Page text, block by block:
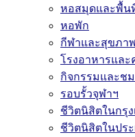
หอสมุดและพื้น
หอพัก
กีฬาและสุขภา
โรงอาหารและ
กิจกรรมและช
รอบรั้วจุฬาฯ
ชีวิตนิสิตในกรุง
ชีวิตนิสิตในประ